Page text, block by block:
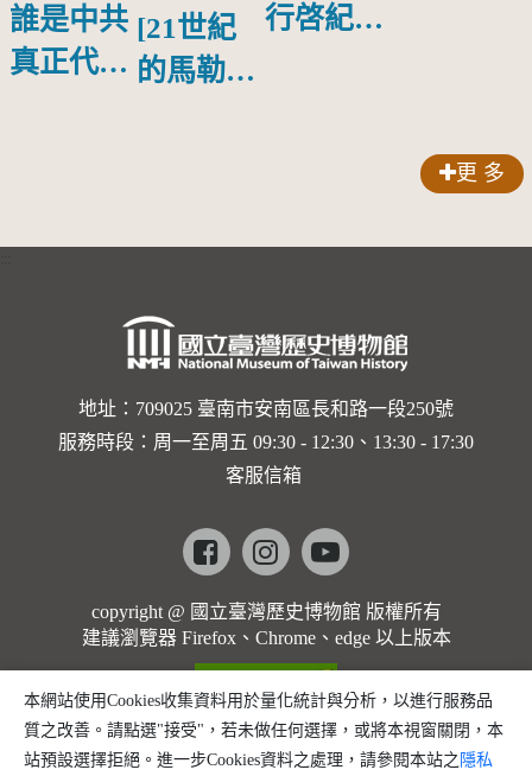
誰是中共
真正代言
[21世紀
的馬勒、
的依戀—
勒大地之
歌]【對
世界與生
命的依戀
馬勒大地
之歌】
行啓紀念
更 多
地址：709025 臺南市安南區長和路一段250號
服務時段：周一至周五 09:30 - 12:30、13:30 - 17:30
客服信箱
Facebookinstagramyoutube
copyright @ 國立臺灣歷史博物館 版權所有
建議瀏覽器 Firefox、Chrome、edge 以上版本
本網站使用Cookies收集資料用於量化統計與分析，以進行服務品
質之改善。請點選"接受"，若未做任何選擇，或將本視窗關閉，本
站預設選擇拒絕。進一步Cookies資料之處理，請參閱本站之 隱私